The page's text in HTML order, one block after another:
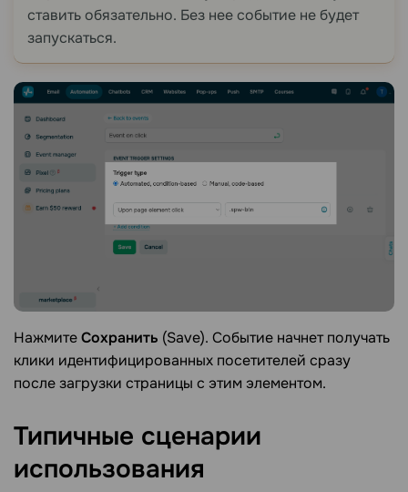
ставить обязательно. Без нее событие не будет
запускаться.
НажмитеСохранить (Save). Событие начнет получать
клики идентифицированных посетителей сразу
после загрузки страницы с этим элементом.
Типичные сценарии
использования